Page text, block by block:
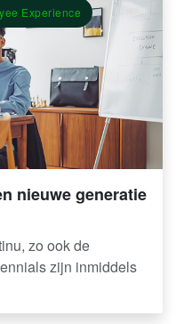
Experience
nieuwe generatie
zo ook de
zijn inmiddels